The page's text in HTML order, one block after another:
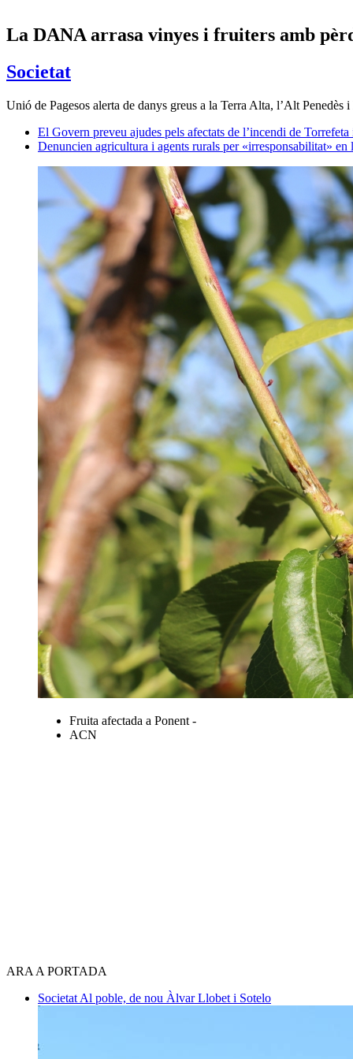
La DANA arrasa vinyes i fruiters amb
Societat
Unió de Pagesos alerta de danys greus a la Terra Alta, l’Alt
El Govern preveu ajudes pels afectats de l’incendi de
Denuncien agricultura i agents rurals per «irresponsabilitat» en
Fruita afectada a Ponent -
ACN
ARA A PORTADA
Societat Al poble, de nou Àlvar Llobet i Sotelo